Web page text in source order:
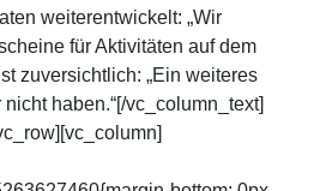
weiterentwickelt: „Wir
für Aktivitäten auf dem
zuversichtlich: „Ein weiteres
haben.“[/vc_column_text]